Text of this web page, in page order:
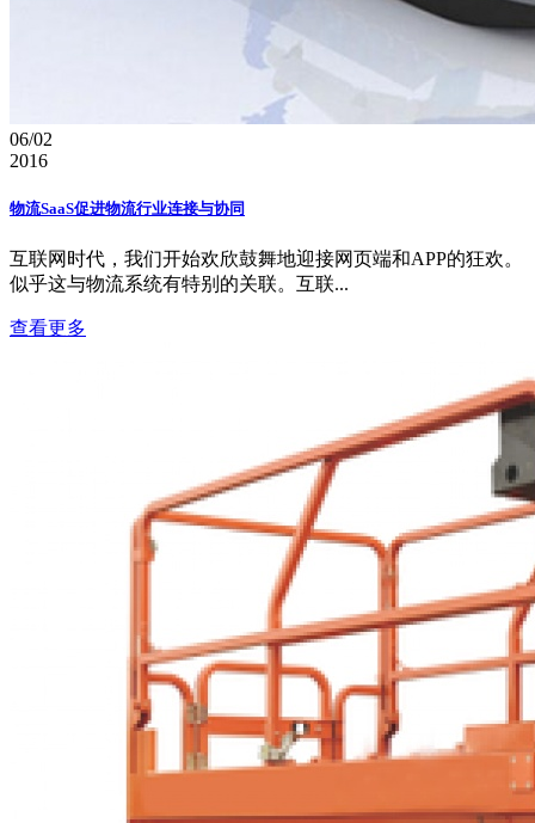
06/02
2016
物流SaaS促进物流行业连接与协同
互联网时代，我们开始欢欣鼓舞地迎接网页端和APP的狂欢。
似乎这与物流系统有特别的关联。互联...
查看更多